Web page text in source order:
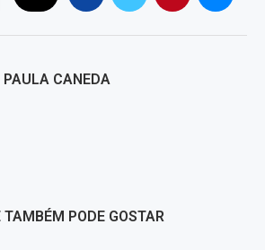
CANEDA
TAMBÉM PODE GOSTAR